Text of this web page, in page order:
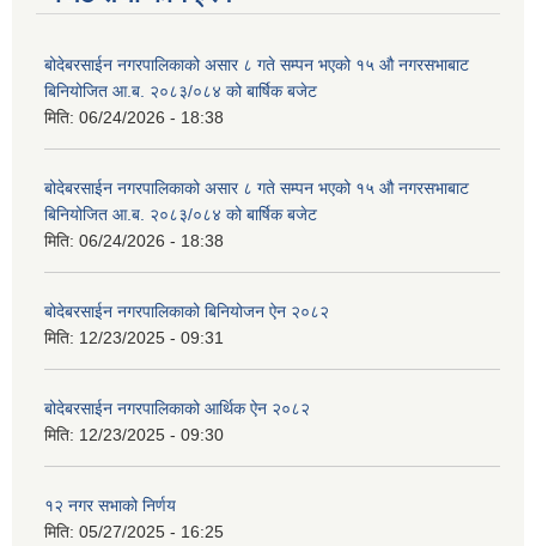
बोदेबरसाईन नगरपालिकाको असार ८ गते सम्पन भएको १५ ‍‍‍औ नगरसभाबाट
बिनियोजित आ.ब. २०८३/०८४ को बार्षिक बजेट
मिति: 06/24/2026 - 18:38
बोदेबरसाईन नगरपालिकाको असार ८ गते सम्पन भएको १५ ‍‍‍औ नगरसभाबाट
बिनियोजित आ.ब. २०८३/०८४ को बार्षिक बजेट
मिति: 06/24/2026 - 18:38
बोदेबरसाईन नगरपालिकाको बिनियोजन ऐन २०८२
मिति: 12/23/2025 - 09:31
बोदेबरसाईन नगरपालिकाको आर्थिक ऐन २०८२
मिति: 12/23/2025 - 09:30
१२ नगर सभाको निर्णय
मिति: 05/27/2025 - 16:25